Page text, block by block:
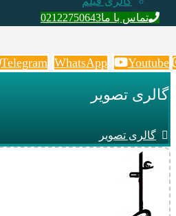
تماس با ما02122750643
Telegram WhatsApp Youtube
گالری تصویر
گالری تصویر